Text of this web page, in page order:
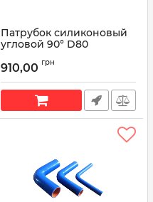
Патрубок силиконовый
угловой 90° D80
Артикул: 90° D80 L200*200
910,00 грн